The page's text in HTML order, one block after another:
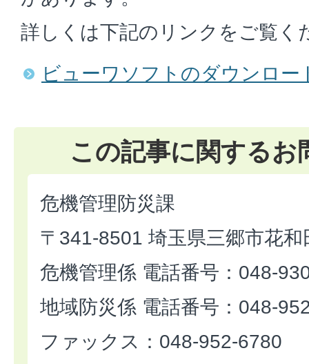
詳しくは下記のリンクをご覧く
ビューワソフトのダウンロー
この記事に関するお
危機管理防災課
〒341-8501 埼玉県三郷市花
危機管理係 電話番号：048-
地域防災係 電話番号：048-
ファックス：048-952-6780